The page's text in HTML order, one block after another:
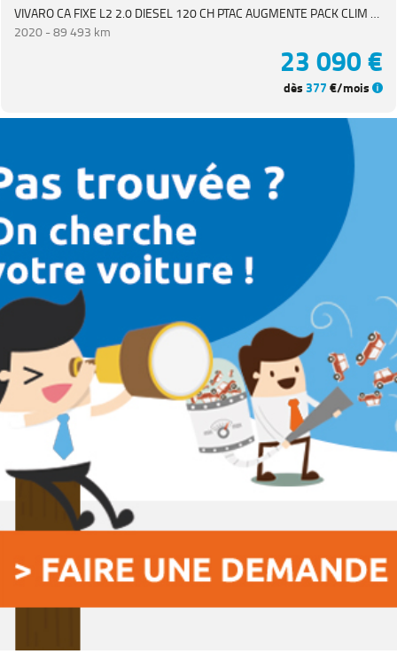
VIVARO CA FIXE L2 2.0 DIESEL 120 CH PTAC AUGMENTE PACK CLIM 4p
2020 -89 493 km
23 090 €
dès377€/mois